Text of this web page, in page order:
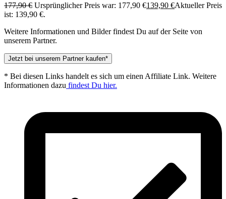
177,90€ Ursprünglicher Preis war: 177,90 €139,90 €Aktueller Preis
ist: 139,90 €.
Weitere Informationen und Bilder findest Du auf der Seite von
unserem Partner.
Jetzt bei unserem Partner kaufen*
* Bei diesen Links handelt es sich um einen Affiliate Link. Weitere
Informationen dazu findest Du hier.